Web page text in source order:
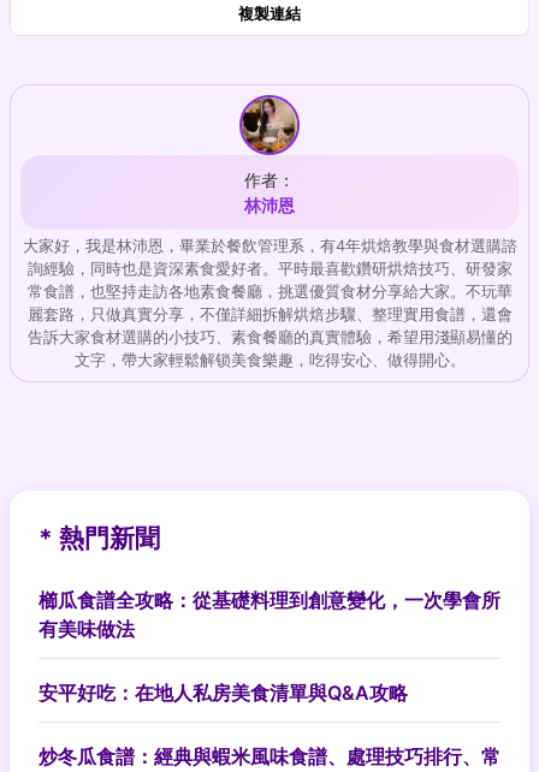
複製連結
作者：
林沛恩
大家好，我是林沛恩，畢業於餐飲管理系，有4年烘焙教學與食材選購諮
詢經驗，同時也是資深素食愛好者。平時最喜歡鑽研烘焙技巧、研發家
常食譜，也堅持走訪各地素食餐廳，挑選優質食材分享給大家。不玩華
麗套路，只做真實分享，不僅詳細拆解烘焙步驟、整理實用食譜，還會
告訴大家食材選購的小技巧、素食餐廳的真實體驗，希望用淺顯易懂的
文字，帶大家輕鬆解锁美食樂趣，吃得安心、做得開心。
* 熱門新聞
櫛瓜食譜全攻略：從基礎料理到創意變化，一次學會所
有美味做法
安平好吃：在地人私房美食清單與Q&A攻略
炒冬瓜食譜：經典與蝦米風味食譜、處理技巧排行、常